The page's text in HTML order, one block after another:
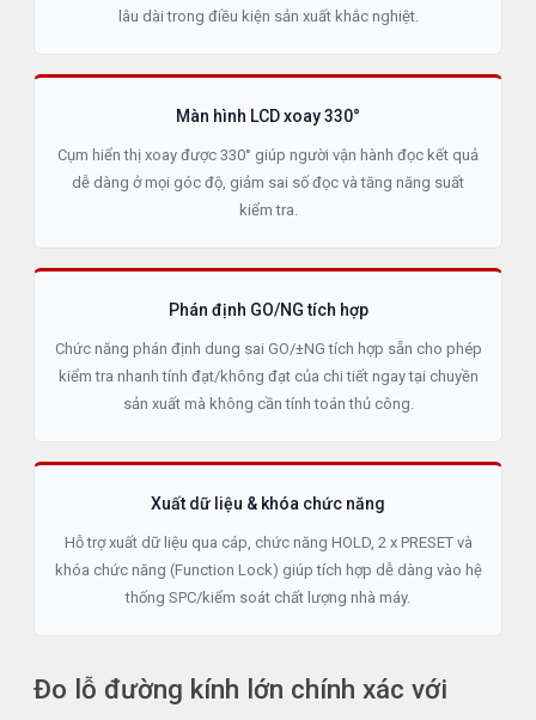
lâu dài trong điều kiện sản xuất khắc nghiệt.
Màn hình LCD xoay 330°
Cụm hiển thị xoay được 330° giúp người vận hành đọc kết quả
dễ dàng ở mọi góc độ, giảm sai số đọc và tăng năng suất
kiểm tra.
Phán định GO/NG tích hợp
Chức năng phán định dung sai GO/±NG tích hợp sẵn cho phép
kiểm tra nhanh tính đạt/không đạt của chi tiết ngay tại chuyền
sản xuất mà không cần tính toán thủ công.
Xuất dữ liệu & khóa chức năng
Hỗ trợ xuất dữ liệu qua cáp, chức năng HOLD, 2 x PRESET và
khóa chức năng (Function Lock) giúp tích hợp dễ dàng vào hệ
thống SPC/kiểm soát chất lượng nhà máy.
Đo lỗ đường kính lớn chính xác với